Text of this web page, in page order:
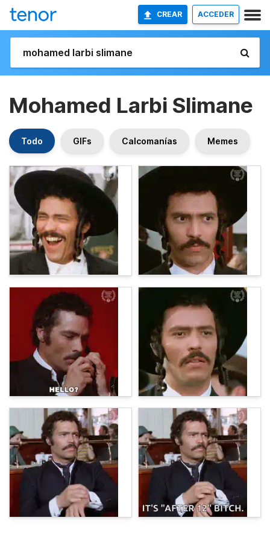
CREAR ACCEDER
Mohamed Larbi Slimane
Todo GIFs Calcomanías Memes